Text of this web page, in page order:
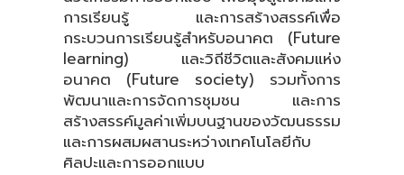
การเรียนรู้ และการสร้างสรรค์เพื่อ
กระบวนการเรียนรู้สำหรับอนาคต (Future
learning) และวิถีชีวิตและสังคมแห่ง
อนาคต (Future society) รวมทั้งการ
พัฒนาและการจัดการชุมชน และการ
สร้างสรรค์มูลค่าเพิ่มบนฐานของวัฒนธรรม
และการผสมผสานระหว่างเทคโนโลยีกับ
ศิลปะและการออกแบบ